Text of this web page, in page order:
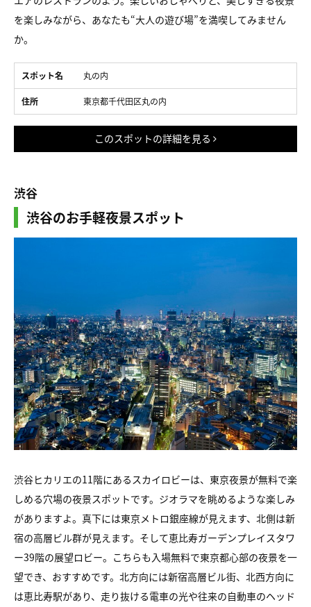
を楽しみながら、あなたも“大人の遊び場”を満喫してみません
か。
スポット名 丸の内
住所 東京都千代田区丸の内
このスポットの詳細を見る
渋谷
渋谷のお手軽夜景スポット
渋谷ヒカリエの11階にあるスカイロビーは、東京夜景が無料で楽
しめる穴場の夜景スポットです。ジオラマを眺めるような楽しみ
がありますよ。真下には東京メトロ銀座線が見えます、北側は新
宿の高層ビル群が見えます。そして恵比寿ガーデンプレイスタワ
ー39階の展望ロビー。こちらも入場無料で東京都心部の夜景を一
望でき、おすすめです。北方向には新宿高層ビル街、北西方向に
は恵比寿駅があり、走り抜ける電車の光や往来の自動車のヘッド